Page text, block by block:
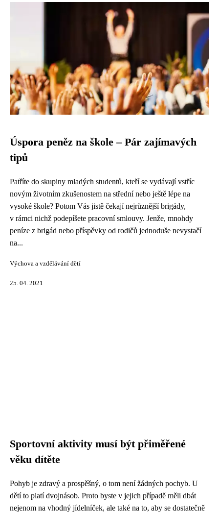
Úspora peněz na škole – Pár zajímavých
tipů
Patříte do skupiny mladých studentů, kteří se vydávají vstříc
novým životním zkušenostem na střední nebo ještě lépe na
vysoké škole? Potom Vás jistě čekají nejrůznější brigády,
v rámci nichž podepíšete pracovní smlouvy. Jenže, mnohdy
peníze z brigád nebo příspěvky od rodičů jednoduše nevystačí
na...
Výchova a vzdělávání dětí
25. 04. 2021
Sportovní aktivity musí být přiměřené
věku dítěte
Pohyb je zdravý a prospěšný, o tom není žádných pochyb. U
dětí to platí dvojnásob. Proto byste v jejich případě měli dbát
nejenom na vhodný jídelníček, ale také na to, aby se dostatečně